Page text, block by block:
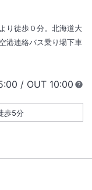
り徒歩０分。北海道大
港連絡バス乗り場下車
ェックイン
/ OUT チェック
10:00
歩5分